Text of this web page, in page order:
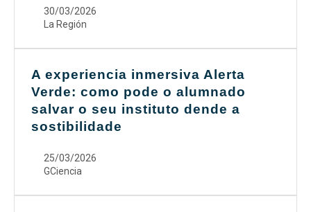
30/03/2026
La Región
A experiencia inmersiva Alerta
Verde: como pode o alumnado
salvar o seu instituto dende a
sostibilidade
25/03/2026
GCiencia